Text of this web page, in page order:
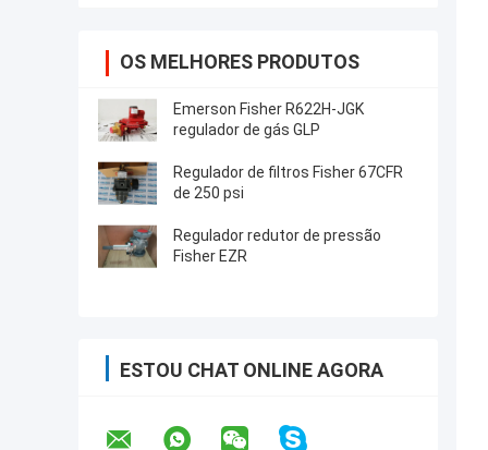
OS MELHORES PRODUTOS
Emerson Fisher R622H-JGK
regulador de gás GLP
Regulador de filtros Fisher 67CFR
de 250 psi
Regulador redutor de pressão
Fisher EZR
ESTOU CHAT ONLINE AGORA